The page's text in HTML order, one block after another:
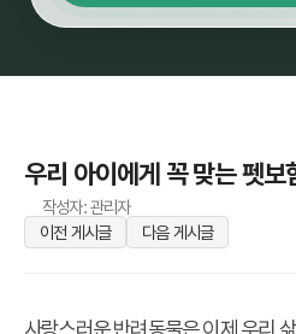
우리 아이에게 꼭 맞는 펫
작성자: 관리자
이전 게시글
다음 게시글
사랑스러운 반려동물은 이제 우리